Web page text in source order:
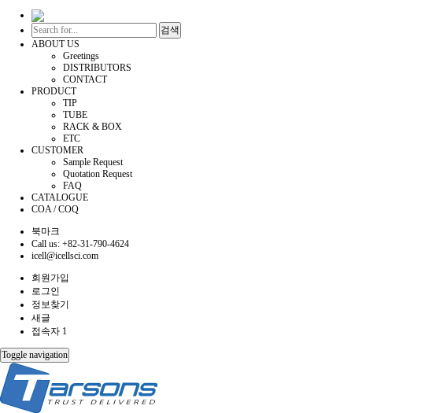
검색
ABOUT US
Greetings
DISTRIBUTORS
CONTACT
PRODUCT
TIP
TUBE
RACK & BOX
ETC
CUSTOMER
Sample Request
Quotation Request
FAQ
CATALOGUE
COA / COQ
북마크
Call us: +82-31-790-4624
icell@icellsci.com
회원가입
로그인
정보찾기
새글
접속자 1
Toggle navigation